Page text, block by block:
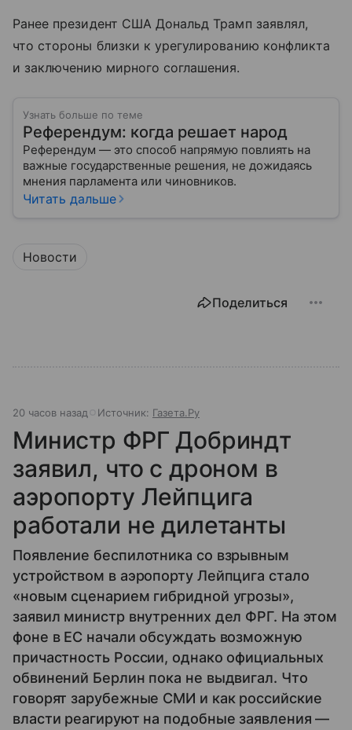
Ранее президент США Дональд Трамп заявлял,
что стороны близки к урегулированию конфликта
и заключению мирного соглашения.
Узнать больше по теме
Референдум: когда решает народ
Референдум — это способ напрямую повлиять на
важные государственные решения, не дожидаясь
мнения парламента или чиновников.
Читать дальше
Новости
Поделиться
20 часов назад Источник: Газета.Ру
Министр ФРГ Добриндт
заявил, что с дроном в
аэропорту Лейпцига
работали не дилетанты
Появление беспилотника со взрывным
устройством в аэропорту Лейпцига стало
«новым сценарием гибридной угрозы»,
заявил министр внутренних дел ФРГ. На этом
фоне в ЕС начали обсуждать возможную
причастность России, однако официальных
обвинений Берлин пока не выдвигал. Что
говорят зарубежные СМИ и как российские
власти реагируют на подобные заявления —